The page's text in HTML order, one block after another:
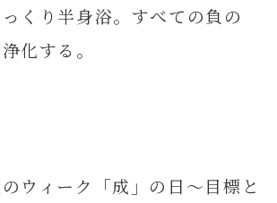
くり半身浴。すべての負の
化する。
ィーク「成」の日～目標と